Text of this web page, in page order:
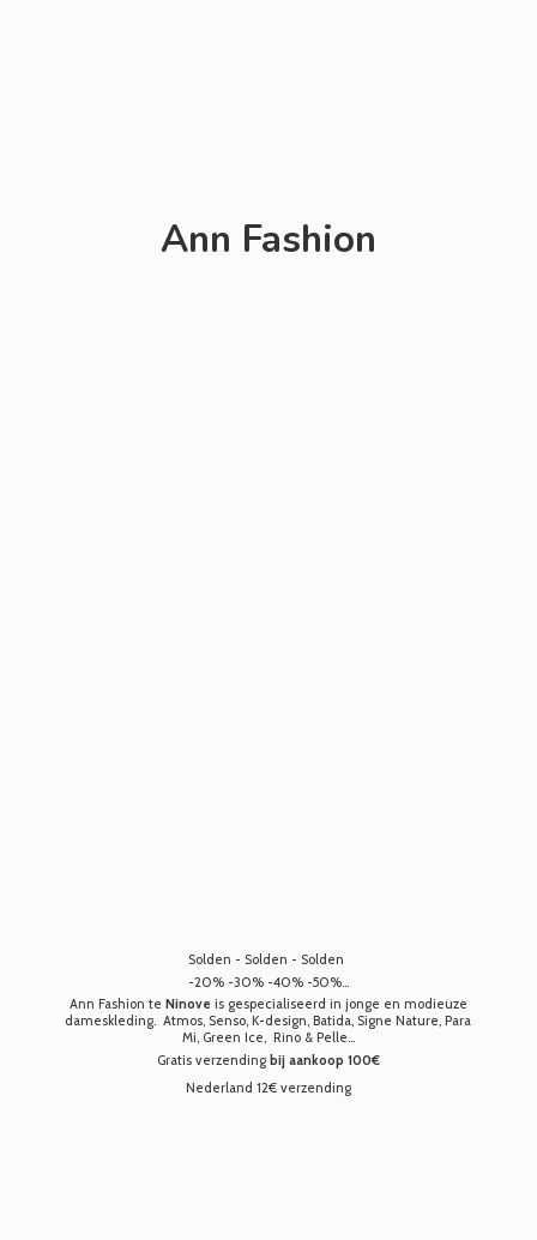
Ann Fashion
Solden - Solden - Solden
-20% -30% -40% -50%...
Ann Fashion te Ninove is gespecialiseerd in jonge en modieuze
dameskleding. Atmos, Senso, K-design, Batida, Signe Nature, Para
Mi, Green Ice, Rino & Pelle...
Gratis verzending bij aankoop 100€
Nederland 12€ verzending